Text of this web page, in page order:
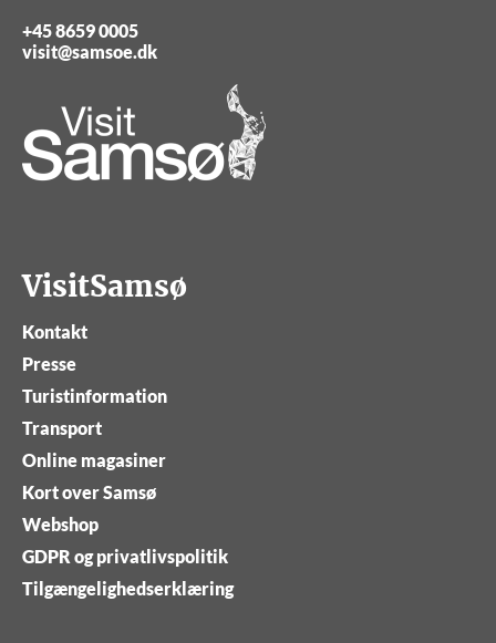
+45 8659 0005
visit@samsoe.dk
VisitSamsø
Kontakt
Presse
Turistinformation
Transport
Online magasiner
Kort over Samsø
Webshop
GDPR og privatlivspolitik
Tilgængelighedserklæring